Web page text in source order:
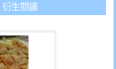
衍生閱讀